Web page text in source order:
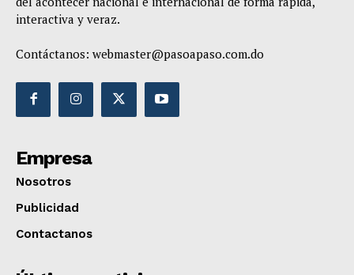
interactiva y veraz.
Contáctanos: webmaster@pasoapaso.com.do
Empresa
Nosotros
Publicidad
Contactanos